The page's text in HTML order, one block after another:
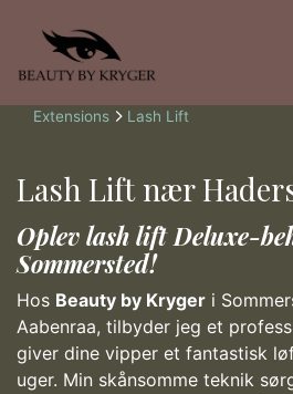
hovedindhold
Brødkrumme
Extensions Lash Lift
Lash Lift nær
Oplev lash lift Deluxe-
Sommersted!
Hos Beauty by Kryger i
Aabenraa, tilbyder jeg et
giver dine vipper et fantastisk
uger. Min skånsomme teknik